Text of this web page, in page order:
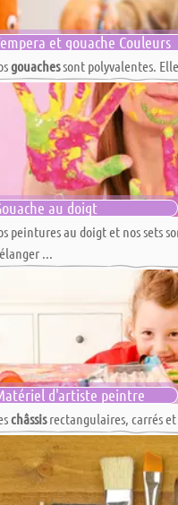
et gouache Couleurs
gouachessont polyvalentes.
au doigt
peintures au doigt et nos sets
...
d'artiste peintre
châssisrectangulaires, carrés et